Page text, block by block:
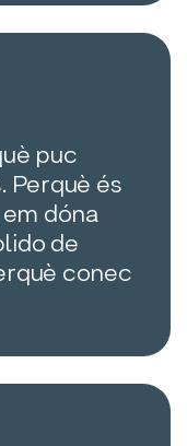
puc
Perquè és
dóna
de
conec